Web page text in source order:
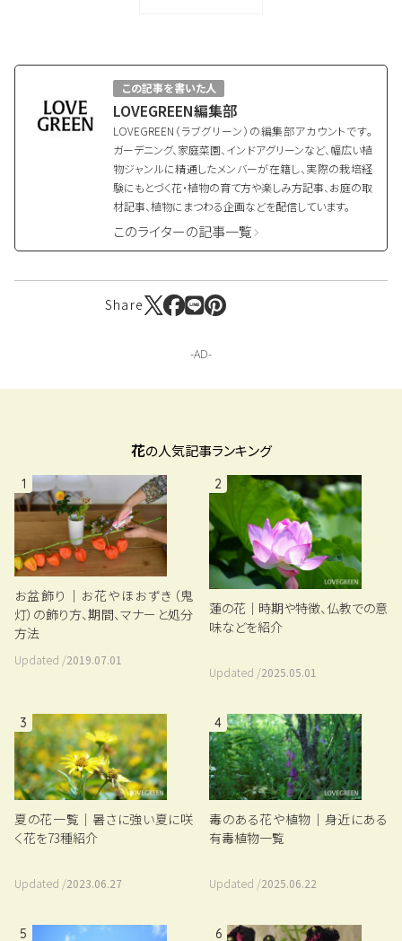
この記事を書いた人
LOVEGREEN編集部
LOVEGREEN（ラブグリーン）の編集部アカウントです。
ガーデニング、家庭菜園、インドアグリーンなど、幅広い植
物ジャンルに精通したメンバーが在籍し、実際の栽培経
験にもとづく花・植物の育て方や楽しみ方記事、お庭の取
材記事、植物にまつわる企画などを配信しています。
このライターの記事一覧
Share
花の人気記事ランキング
1
お盆飾り｜お花やほおずき（鬼
灯）の飾り方、期間、マナーと処分
方法
Updated /2019.07.01
2
蓮の花｜時期や特徴、仏教での意
味などを紹介
Updated /2025.05.01
3
夏の花一覧｜暑さに強い夏に咲
く花を73種紹介
Updated /2023.06.27
4
毒のある花や植物｜身近にある
有毒植物一覧
Updated /2025.06.22
5 6